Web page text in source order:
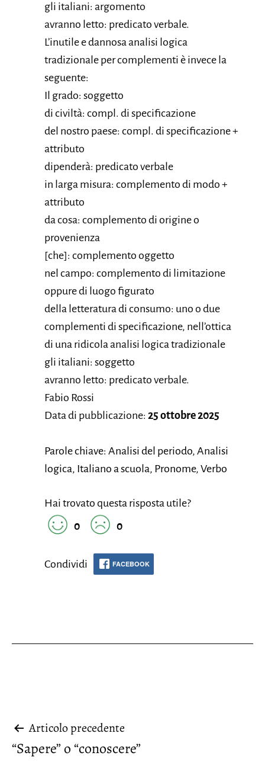
gli italiani: argomento
avranno letto: predicato verbale.
L’inutile e dannosa analisi logica
tradizionale per complementi è invece la
seguente:
Il grado: soggetto
di civiltà: compl. di specificazione
del nostro paese: compl. di specificazione +
attributo
dipenderà: predicato verbale
in larga misura: complemento di modo +
attributo
da cosa: complemento di origine o
provenienza
[che]: complemento oggetto
nel campo: complemento di limitazione
oppure di luogo figurato
della letteratura di consumo: uno o due
complementi di specificazione, nell’ottica
di una ridicola analisi logica tradizionale
gli italiani: soggetto
avranno letto: predicato verbale.
Fabio Rossi
Data di pubblicazione: 25 ottobre 2025
Parole chiave: Analisi del periodo, Analisi
logica, Italiano a scuola, Pronome, Verbo
Hai trovato questa risposta utile?
0
0
Condividi FACEBOOK
Navigazione
articoli
Articolo precedente
“Sapere” o “conoscere”